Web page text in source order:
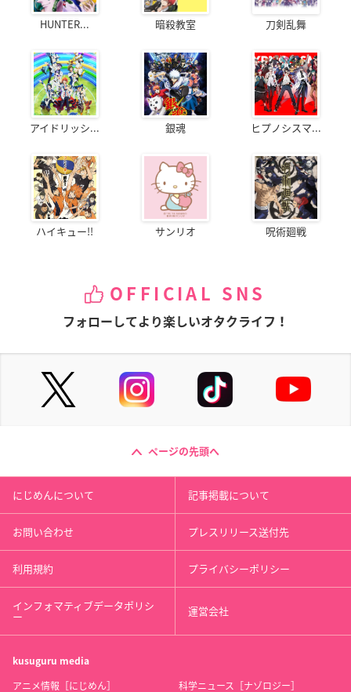
HUNTER... 暗殺教室 刀剣乱舞
アイドリッシ... 銀魂 ヒプノシスマ...
ハイキュー!! サンリオ 呪術廻戦
OFFICIAL SNS
フォローしてより楽しいオタクライフ！
ページの先頭へ
にじめんについて 記事掲載について
お問い合わせ プレスリリース送付先
利用規約 プライバシーポリシー
インフォマティブデータポリシ
ー 運営会社
kusuguru media
アニメ情報［にじめん］ 科学ニュース［ナゾロジー］